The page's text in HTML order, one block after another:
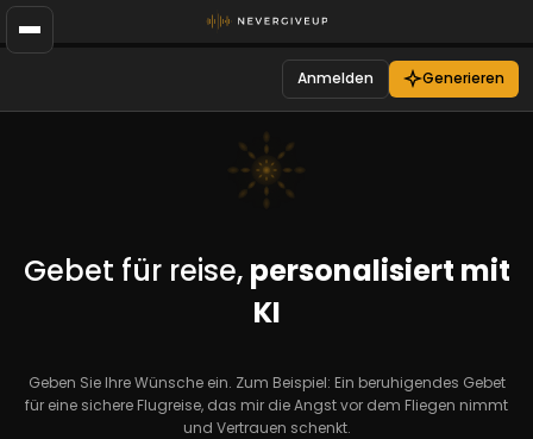
Anmelden Generieren
Gebet für reise, personalisiert mit
KI
Geben Sie Ihre Wünsche ein. Zum Beispiel: Ein beruhigendes Gebet
für eine sichere Flugreise, das mir die Angst vor dem Fliegen nimmt
und Vertrauen schenkt.